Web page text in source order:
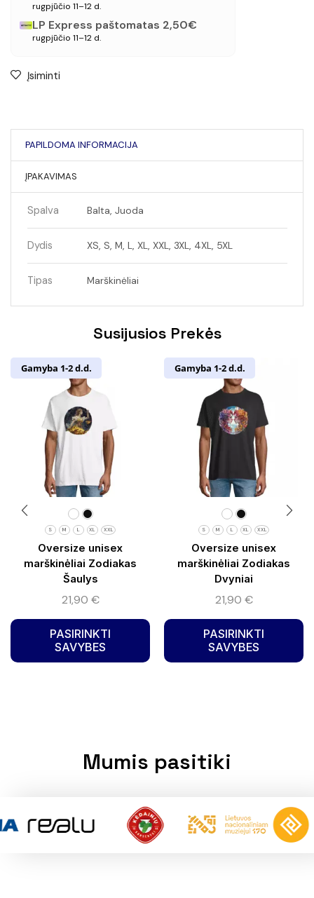
rugpjūčio 11–12 d.
LP Express paštomatas 2,50€
rugpjūčio 11–12 d.
Įsiminti
PAPILDOMA INFORMACIJA
ĮPAKAVIMAS
Spalva Balta, Juoda
Dydis XS, S, M, L, XL, XXL, 3XL, 4XL, 5XL
Tipas Marškinėliai
Susijusios Prekės
Gamyba 1-2 d.d.
S M L XL XXL
Oversize unisex
marškinėliai Zodiakas
Šaulys
21,90 €
PASIRINKTI
SAVYBES
Gamyba 1-2 d.d.
S M L XL XXL
Oversize unisex
marškinėliai Zodiakas
Dvyniai
21,90 €
PASIRINKTI
SAVYBES
Mumis pasitiki